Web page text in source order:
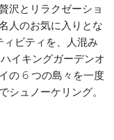
沢とリラクゼーショ
人のお気に入りとな
ビティを、人混み
イキングガーデンオ
の 6 つの島々を一度
シュノーケリング。